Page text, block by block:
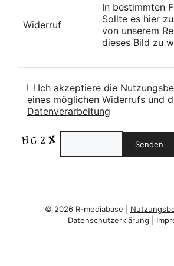
Widerruf
In bestimmten
Sollte es hier
von unserem
dieses Bild zu
Ich akzeptiere die
eines möglichen Widerrufs und
Datenverarbeitung
© 2026 R-mediabase |
Datenschutzerklärung